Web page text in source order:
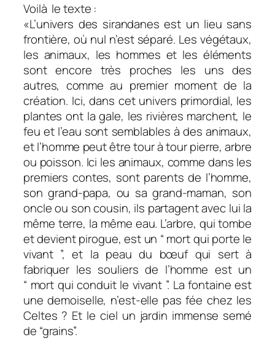
Voilà le texte :
«L’univers des sirandanes est un lieu sans
frontière, où nul n’est séparé. Les végétaux,
les animaux, les hommes et les éléments
sont encore très proches les uns des
autres, comme au premier moment de la
création. Ici, dans cet univers primordial, les
plantes ont la gale, les rivières marchent, le
feu et l’eau sont semblables à des animaux,
et l’homme peut être tour à tour pierre, arbre
ou poisson. Ici les animaux, comme dans les
premiers contes, sont parents de l’homme,
son grand-papa, ou sa grand-maman, son
oncle ou son cousin, ils partagent avec lui la
même terre, la même eau. L’arbre, qui tombe
et devient pirogue, est un “ mort qui porte le
vivant ”, et la peau du bœuf qui sert à
fabriquer les souliers de l’homme est un
“ mort qui conduit le vivant ”. La fontaine est
une demoiselle, n’est-elle pas fée chez les
Celtes ? Et le ciel un jardin immense semé
de “grains”.